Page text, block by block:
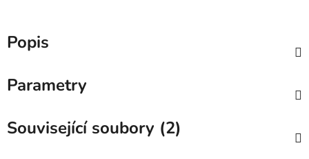
Popis
Parametry
Související soubory (2)